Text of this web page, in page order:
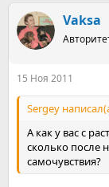
к
ц
и
Vaksa
15 Ноя 2011
Sergey
А как у вас с
сколько после
самочувствия?